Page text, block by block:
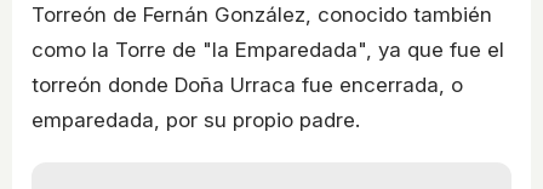
Torreón de Fernán González, conocido también
como la Torre de "la Emparedada", ya que fue el
torreón donde Doña Urraca fue encerrada, o
emparedada, por su propio padre.